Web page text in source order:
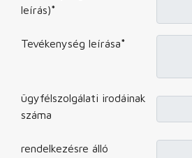
leírás)*
Tevékenység leírása*
ügyfélszolgálati irodáinak
száma
rendelkezésre álló